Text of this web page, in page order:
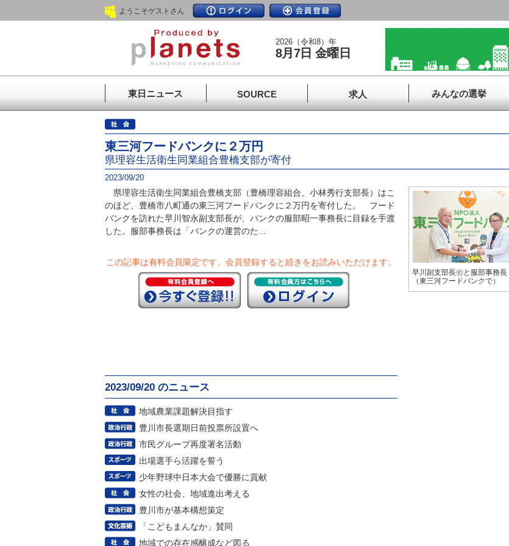
ようこそゲストさん
2026（令和8）年
8月7日 金曜日
東日ニュース SOURCE 求人 みんなの選挙
東三河フードバンクに２万円
県理容生活衛生同業組合豊橋支部が寄付
2023/09/20
県理容生活衛生同業組合豊橋支部（豊橋理容組合、小林秀行支部長）はこ
のほど、豊橋市八町通の東三河フードバンクに２万円を寄付した。 フード
バンクを訪れた早川智永副支部長が、バンクの服部昭一事務長に目録を手渡
した。服部事務長は「バンクの運営のた...
この記事は有料会員限定です。 会員登録すると続きをお読みいただけます。
2023/09/20 のニュース
地域農業課題解決目指す
豊川市長選期日前投票所設置へ
市民グループ再度署名活動
出場選手ら活躍を誓う
少年野球中日本大会で優勝に貢献
女性の社会、地域進出考える
豊川市が基本構想策定
「こどもまんなか」賛同
地域での存在感醸成など図る
早川副支部長㊨と服部事務長
（東三河フードバンクで）